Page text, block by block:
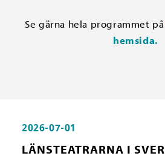
Se gärna hela programmet på
hemsida.
2026-07-01
LÄNSTEATRARNA I